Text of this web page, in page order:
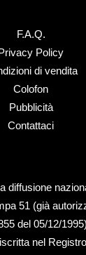
F.A.Q.
Policy
di vendita
Colofon
Pubblicità
Contattaci
diffusione
51 (già
del 05/12/
nel